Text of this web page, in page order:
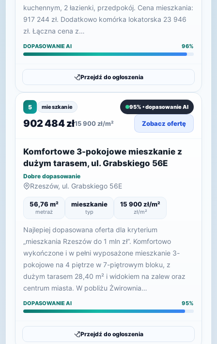
kuchennym, 2 łazienki, przedpokój. Cena mieszkania:
917 244 zł. Dodatkowo komórka lokatorska 23 946
zł. Łączna cena z…
DOPASOWANIE AI 96%
Przejdź do ogłoszenia
5 mieszkanie 95% • dopasowanie AI
902 484 zł15 900 zł/m² Zobacz ofertę
Komfortowe 3-pokojowe mieszkanie z
dużym tarasem, ul. Grabskiego 56E
Dobre dopasowanie
Rzeszów, ul. Grabskiego 56E
56,76 m²
metraż
mieszkanie
typ
15 900 zł/m²
zł/m²
Najlepiej dopasowana oferta dla kryterium
„mieszkania Rzeszów do 1 mln zł”. Komfortowo
wykończone i w pełni wyposażone mieszkanie 3-
pokojowe na 4 piętrze w 7-piętrowym bloku, z
dużym tarasem 28,40 m² i widokiem na zalew oraz
centrum miasta. W pobliżu Żwirownia…
DOPASOWANIE AI 95%
Przejdź do ogłoszenia